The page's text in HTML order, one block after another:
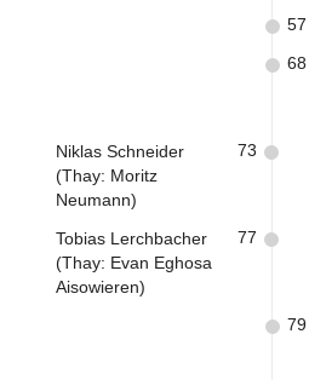
57
68
Niklas Schneider
(Thay: Moritz
Neumann)
73
Tobias Lerchbacher
(Thay: Evan Eghosa
Aisowieren)
77
79